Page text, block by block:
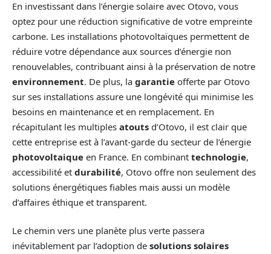
En investissant dans l’énergie solaire avec Otovo, vous
optez pour une réduction significative de votre empreinte
carbone. Les installations photovoltaïques permettent de
réduire votre dépendance aux sources d’énergie non
renouvelables, contribuant ainsi à la préservation de notre
environnement. De plus, la garantie offerte par Otovo
sur ses installations assure une longévité qui minimise les
besoins en maintenance et en remplacement. En
récapitulant les multiples atouts d’Otovo, il est clair que
cette entreprise est à l’avant-garde du secteur de l’énergie
photovoltaique en France. En combinant technologie,
accessibilité et durabilité, Otovo offre non seulement des
solutions énergétiques fiables mais aussi un modèle
d’affaires éthique et transparent.
Le chemin vers une planète plus verte passera
inévitablement par l’adoption de solutions solaires